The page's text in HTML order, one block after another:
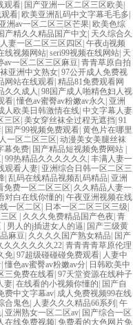
观看| 国产亚洲一区二区三区欧美|
看| 欧美亚洲乱码中文字幕毛毛多|
亚洲av一区二区三区芒果| 欧美色综
产精久久精品国产中文| 天久综合久
妻一区二区三区四区| 午夜dj视频
线视频网站| seri99视频在线网站| 天
av一区二区三区麻豆| 青青草原自拍
亚洲中文熟女| 97公开成人免费视
网站在线观看| 精品81免费观看网
久久成人 | 98国产成人啪精色妇人视
看| 懂色av蜜臀av粉嫩av永久 | 亚洲
人欧美日韩激情在线| 中文字幕人妻
三区| 美女穿丝袜全过程无遮挡| 91
| 国产99视频免费观看| 黄色片在哪里
一区二区三区| 动漫美女美腿丝袜
幕免费| 国产精品短视频免费网站 |
| 99热精品久久久久久久 | 丰满人妻一
观看人妻| 亚洲综合日韩一区二区三
| 乱码在线精品视频乱码精品| 亚洲
免费一区二区三区| 久久精品人妻一
对白在线你懂的| 午夜亚洲视频在线
一区二区| 日本一区二区三区三级|
区 | 久久久免费精品国产色夜| 青
| 男人的j插进女人的逼| 国产三级黄
麻豆| 久久久久国产熟女精品| 国产
久久久久久久22| 青青青青草原伦理
免| 97超级碰碰碰免费观看| 人妻中
| 懂色av蜜臀av粉嫩av分| 日韩欧美中
三免费在线看| 97天堂资源在线种子
妻| 在线看的小视频你懂的| 国产自
费中文字幕av| 成人免费视频99在线
合鬼色| 人妻久久久精品66系列| 午
| 亚洲熟女一区二区av| 国产综合一区
在线免费视频| 免费看的大色网片免